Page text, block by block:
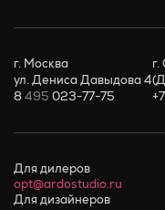
г. Москва
ул. Дениса Давыдова 4
8495 023-77-75
+7
Для дилеров
opt@ardostudio.ru
Для дизайнеров